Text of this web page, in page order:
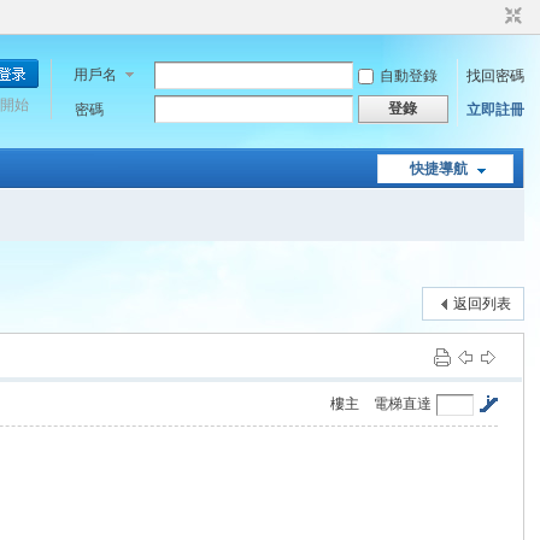
用戶名 自動登錄
找回密碼
密碼
登錄 立即註冊
始
快捷導航
返回列表
電梯直達
樓主